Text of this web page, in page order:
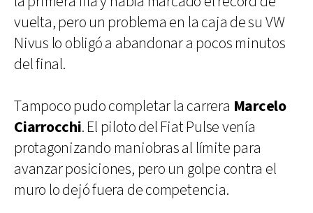
vuelta, pero un problema en la caja de su VW
Nivus lo obligó a abandonar a pocos minutos
del final.
Tampoco pudo completar la carrera Marcelo
Ciarrocchi. El piloto del Fiat Pulse venía
protagonizando maniobras al límite para
avanzar posiciones, pero un golpe contra el
muro lo dejó fuera de competencia.